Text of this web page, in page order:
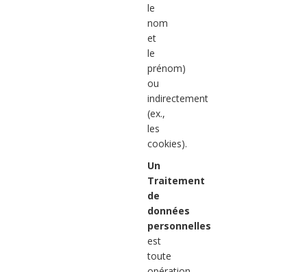
le
nom
et
le
prénom)
ou
indirectement
(ex.,
les
cookies).
Un
Traitement
de
données
personnelles
est
toute